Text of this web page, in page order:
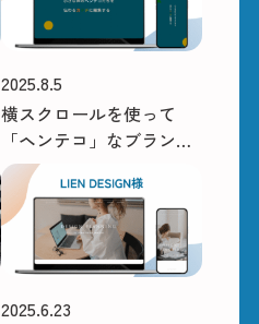
横スクロールを使って
「ヘンテコ」なブランド
が伝わるアニメーション
のサイトを作りたい
2025.8.5
2025.6.23